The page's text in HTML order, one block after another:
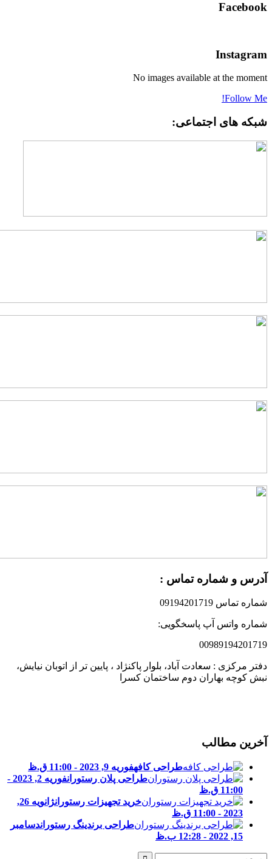
No images available at the
Follow
های اجتماعی:
و شماره تماس :
تماس 09194201719
واتس آپ پاسخگویی:
مرکزی : سعادت آباد، بلوار پاکنژاد ، پایین تر از اتوبان نیایش،
کوچه بهاران دوم ساختمان کسرا
مطالب
طراحی کافهفوریه 9, 2023 - 11:00 ق.ظ
طراحی پلان رستوران
فوریه 2, 2023 -
11:00 ق.ظ
خرید تجهیزات رستوران
ژانویه 26,
2023 - 11:00 ق.ظ
طراحی برندینگ رستوران دسامبر
15, 2022 - 12:28 ب.ظ